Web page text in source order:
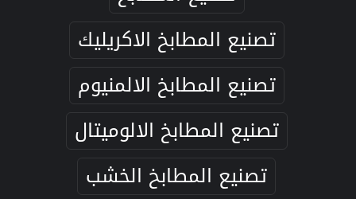
تصنيع المطابخ الاكريليك
تصنيع المطابخ الالمنيوم
تصنيع المطابخ الالوميتال
تصنيع المطابخ الخشب